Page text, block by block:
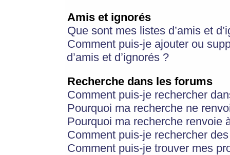
Amis et ignorés
Que sont mes listes d’amis et
Comment puis-je ajouter ou
d’amis et d’ignorés ?
Recherche dans les forums
Comment puis-je rechercher
Pourquoi ma recherche ne
Pourquoi ma recherche renvoie
Comment puis-je rechercher
Comment puis-je trouver mes